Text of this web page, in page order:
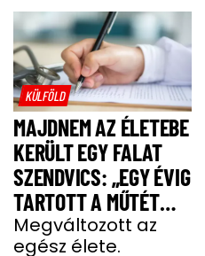
KÜLFÖLD
MAJDNEM AZ ÉLETEBE
KERÜLT EGY FALAT
SZENDVICS: „EGY ÉVIG
TARTOTT A MŰTÉT
UTÁNI FELÉPÜLÉS”
Megváltozott az
egész élete.